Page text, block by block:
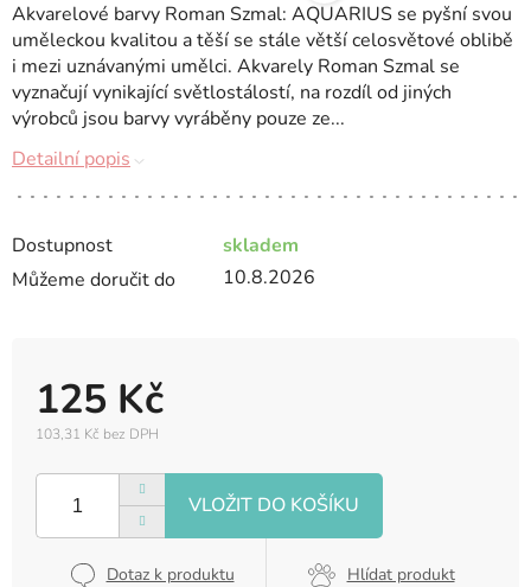
Dostupnost
skladem
Můžeme doručit do
10.8.2026
125 Kč
103,31 Kč bez DPH
cena:
Dotaz k produktu Hlídat produkt
Akvarelové barvy Roman Szmal: AQUARIUS se pyšní svou
uměleckou kvalitou a těší se stále větší celosvětové oblibě
i mezi uznávanými umělci. Akvarely Roman Szmal se
vyznačují vynikající světlostálostí, na rozdíl od jiných
výrobců jsou barvy vyráběny pouze ze...
Detailní popis